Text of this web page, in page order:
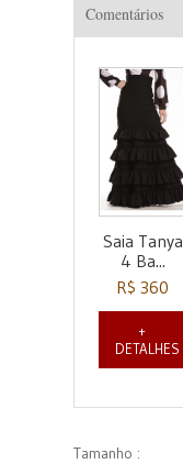
Comentários
Saia Tanya
4 Ba...
R$ 360
+
DETALHES
Tamanho :